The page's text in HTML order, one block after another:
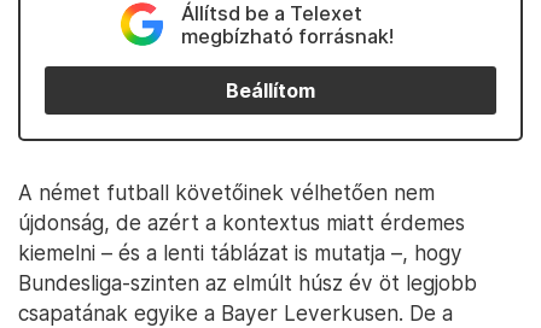
Állítsd be a Telexet
megbízható forrásnak!
Beállítom
A német futball követőinek vélhetően nem
újdonság, de azért a kontextus miatt érdemes
kiemelni – és a lenti táblázat is mutatja –, hogy
Bundesliga-szinten az elmúlt húsz év öt legjobb
csapatának egyike a Bayer Leverkusen. De a